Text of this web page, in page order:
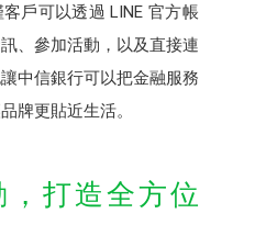
戶可以透過 LINE 官方帳
、參加活動，以及直接連
中信銀行可以把金融服務
牌更貼近生活。
打造全方位